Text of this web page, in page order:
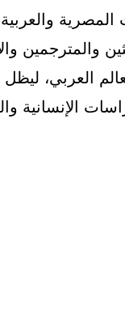
والمترجمين
العربي،
الإنسانية